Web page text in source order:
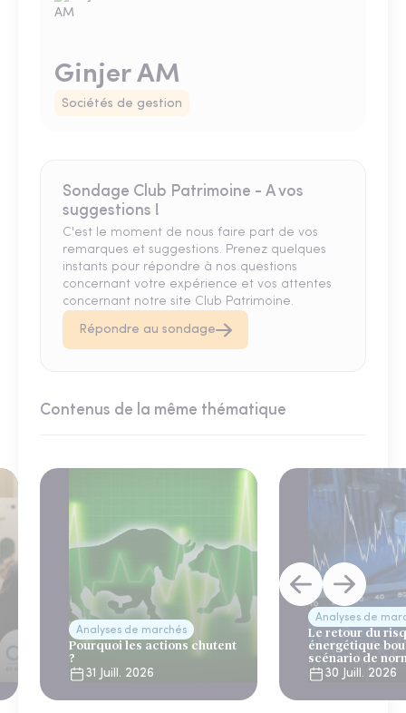
Ginjer AM
Sociétés de gestion
Sondage Club Patrimoine - A vos
suggestions !
C'est le moment de nous faire part de vos
remarques et suggestions. Prenez quelques
instants pour répondre à nos questions
concernant votre expérience et vos attentes
concernant notre site Club Patrimoine.
Répondre au sondage
Contenus de la même thématique
Analyses de marchés
Pourquoi les actions chutent
?
31 Juill. 2026
Analyses de
Le retour du
énergétique
scénario de
30 Juill. 2026